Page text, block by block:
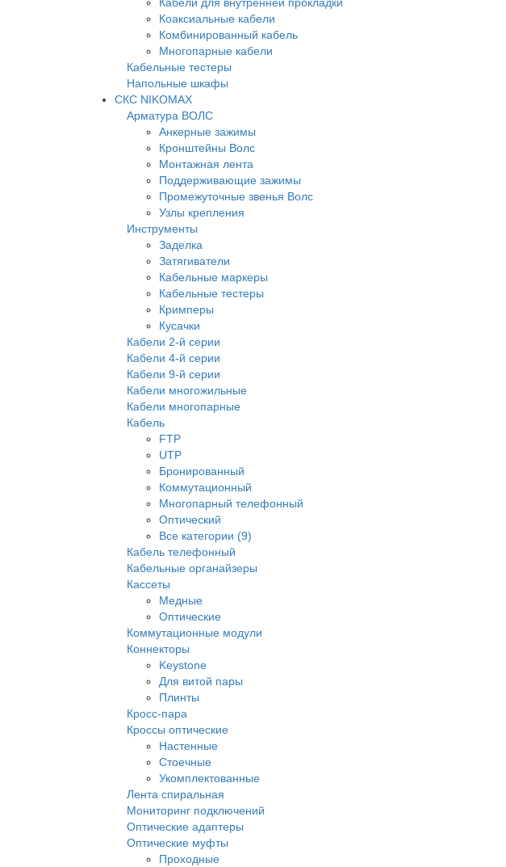
Кабели для внутренней прокладки
Коаксиальные кабели
Комбинированный кабель
Многопарные кабели
Кабельные тестеры
Напольные шкафы
СКС NIKOMAX
Арматура ВОЛС
Анкерные зажимы
Кронштейны Волс
Монтажная лента
Поддерживающие зажимы
Промежуточные звенья Волс
Узлы крепления
Инструменты
Заделка
Затягиватели
Кабельные маркеры
Кабельные тестеры
Кримперы
Кусачки
Кабели 2-й серии
Кабели 4-й серии
Кабели 9-й серии
Кабели многожильные
Кабели многопарные
Кабель
FTP
UTP
Бронированный
Коммутационный
Многопарный телефонный
Оптический
Все категории (9)
Кабель телефонный
Кабельные органайзеры
Кассеты
Медные
Оптические
Коммутационные модули
Коннекторы
Keystone
Для витой пары
Плинты
Кросс-пара
Кроссы оптические
Настенные
Стоечные
Укомплектованные
Лента спиральная
Мониторинг подключений
Оптические адаптеры
Оптические муфты
Проходные